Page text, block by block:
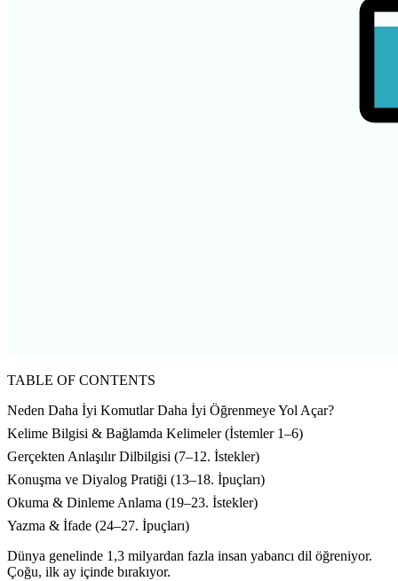
TABLE OF CONTENTS
Neden Daha İyi Komutlar Daha İyi Öğrenmeye Yol Açar?
Kelime Bilgisi & Bağlamda Kelimeler (İstemler 1–6)
Gerçekten Anlaşılır Dilbilgisi (7–12. İstekler)
Konuşma ve Diyalog Pratiği (13–18. İpuçları)
Okuma & Dinleme Anlama (19–23. İstekler)
Yazma & İfade (24–27. İpuçları)
Dünya genelinde 1,3 milyardan fazla insan yabancı dil öğreniyor.
Çoğu, ilk ay içinde bırakıyor.